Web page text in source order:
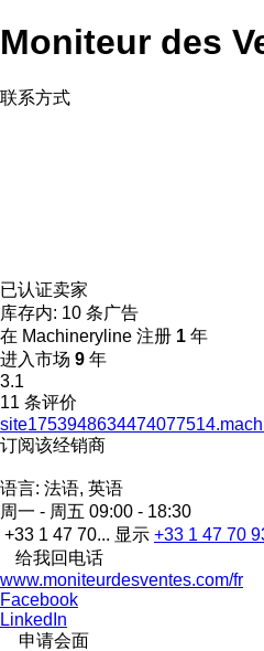
Moniteur des
联系方式
已认证卖家
库存内: 10 条广告
在 Machineryline 注册 1 年
进入市场 9 年
3.1
11 条评价
订阅该经销商
语言: 法语, 英语
周一 - 周五 09:00 - 18:30
+33 1 47 70... 显示 +33 1 47 70
给我回电话
www.moniteurdesventes.com/fr
Facebook
LinkedIn
申请会面